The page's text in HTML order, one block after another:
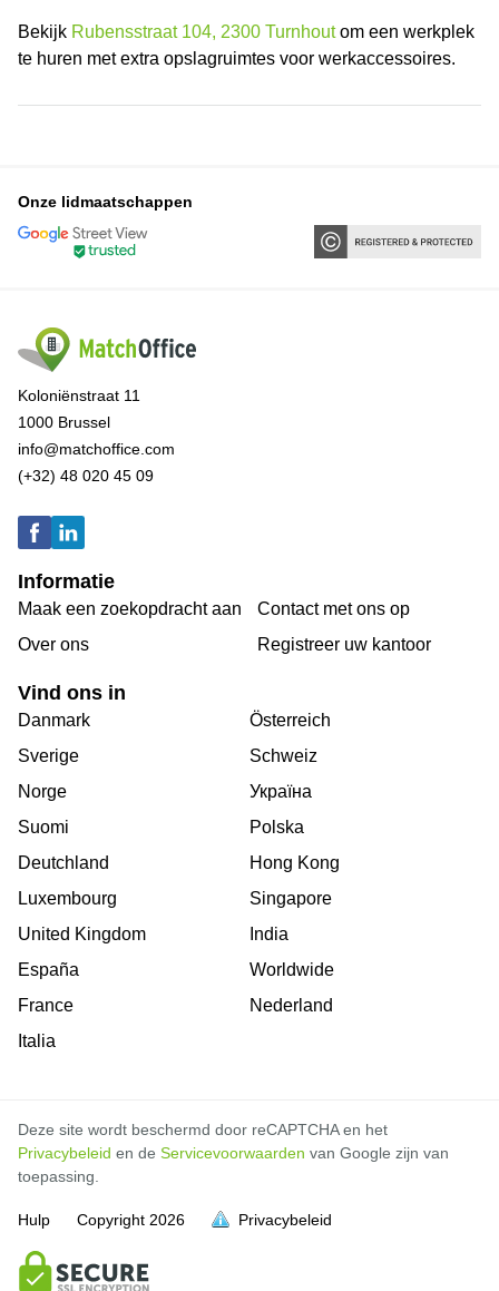
Bekijk Rubensstraat 104, 2300 Turnhoutom een werkplek
te huren met extra opslagruimtes voor werkaccessoires.
Onze lidmaatschappen
Koloniënstraat 11
1000 Brussel
info@matchoffice.com
(+32) 48 020 45 09
Informatie
Maak een zoekopdracht aan
Over ons
Contact met ons op
Registreer uw kantoor
Vind ons in
Danmark
Sverige
Norge
Suomi
Deutchland
Luxembourg
United Kingdom
España
France
Italia
Österreich
Schweiz
Україна
Polska
Hong Kong
Singapore
India
Worldwide
Nederland
Deze site wordt beschermd door reCAPTCHA en het
Privacybeleid en de Servicevoorwaarden van Google zijn van
toepassing.
Hulp Copyright 2026 Privacybeleid